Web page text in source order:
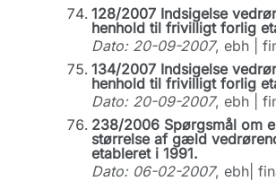
128/2007 Indsigelse
henhold til frivilligt forlig
Dato: 20-09-2007, ebh |
134/2007 Indsigelse
henhold til frivilligt forlig
Dato: 20-09-2007, ebh |
238/2006 Spørgsmål om
størrelse af gæld
etableret i 1991.
Dato: 06-02-2007, ebh|